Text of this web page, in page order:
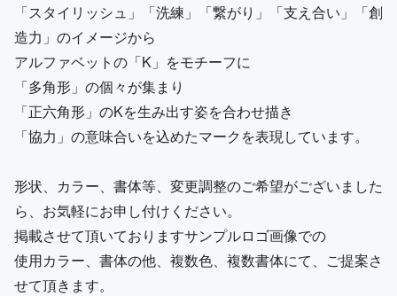
「スタイリッシュ」「洗練」「繋がり」「支え合い」「創
造力」のイメージから
アルファベットの「K」をモチーフに
「多角形」の個々が集まり
「正六角形」のKを生み出す姿を合わせ描き
「協力」の意味合いを込めたマークを表現しています。
形状、カラー、書体等、変更調整のご希望がございました
ら、お気軽にお申し付けください。
掲載させて頂いておりますサンプルロゴ画像での
使用カラー、書体の他、複数色、複数書体にて、ご提案さ
せて頂きます。